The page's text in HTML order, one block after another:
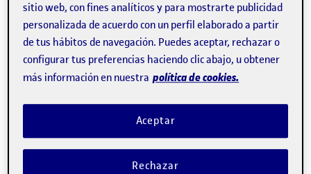
con la diversidad.
sitio web, con fines analíticos y para mostrarte publicidad
personalizada de acuerdo con un perfil elaborado a partir
de tus hábitos de navegación. Puedes aceptar, rechazar o
configurar tus preferencias haciendo clic abajo, u obtener
más información en nuestra política de cookies.
Rechazar
Aceptar